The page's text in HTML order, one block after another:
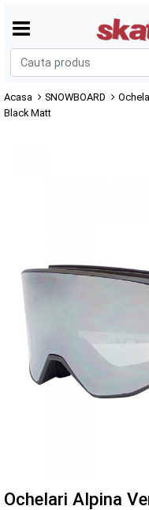
Acasa SNOWBOARD
Black Matt
Ochelari Alpina